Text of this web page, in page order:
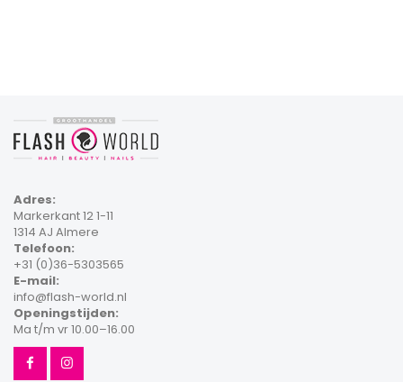
Adres:
Markerkant 12 1-11
1314 AJ Almere
Telefoon:
+31 (0)36-5303565
E-mail:
info@flash-world.nl
Openingstijden:
Ma t/m vr 10.00–16.00